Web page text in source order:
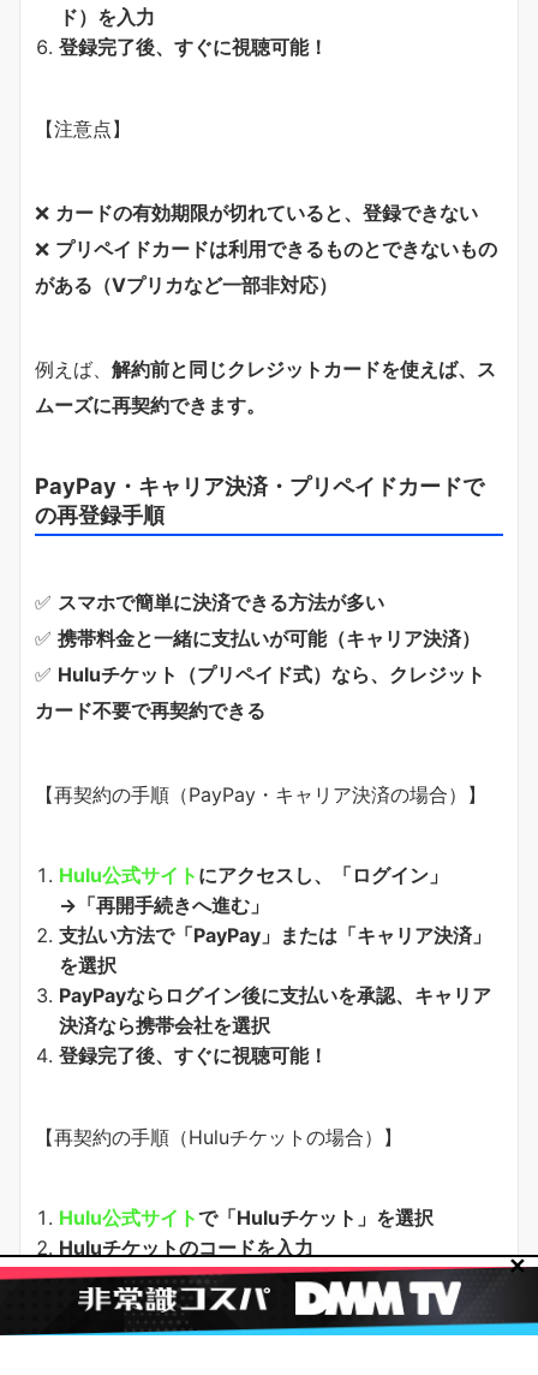
ド）を入力
登録完了後、すぐに視聴可能！
【注意点】
❌ カードの有効期限が切れていると、登録できない
❌ プリペイドカードは利用できるものとできないもの
がある（Vプリカなど一部非対応）
例えば、 解約前と同じクレジットカードを使えば、ス
ムーズに再契約できます。
PayPay・キャリア決済・プリペイドカードで
の再登録手順
✅ スマホで簡単に決済できる方法が多い
✅ 携帯料金と一緒に支払いが可能（キャリア決済）
✅ Huluチケット（プリペイド式）なら、クレジット
カード不要で再契約できる
【再契約の手順（PayPay・キャリア決済の場合）】
Hulu公式サイト にアクセスし、「ログイン」
→「再開手続きへ進む」
支払い方法で「PayPay」または「キャリア決済」
を選択
PayPayならログイン後に支払いを承認、キャリア
決済なら携帯会社を選択
登録完了後、すぐに視聴可能！
【再契約の手順（Huluチケットの場合）】
Hulu公式サイトで「Huluチケット」を選択
Huluチケットのコードを入力
登録完了後、利用期間内は追加料金なしで視聴可能
✕